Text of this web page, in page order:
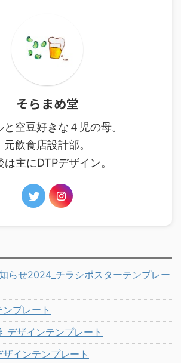
そらまめ堂
と空豆好きな４児の母。
元飲食店設計部。
は主にDTPデザイン。
らせ2024_チラシポスターテンプレー
プレート
デザインテンプレート
インテンプレート